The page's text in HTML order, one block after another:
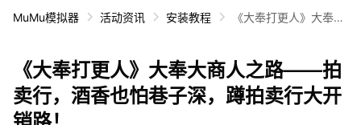
MuMu模拟器 活动资讯 安装教程
《大奉打更人》大奉大
卖行大开销路！
《大奉打更人》大奉大商人之路——拍
卖行，酒香也怕巷子深，蹲拍卖行大开